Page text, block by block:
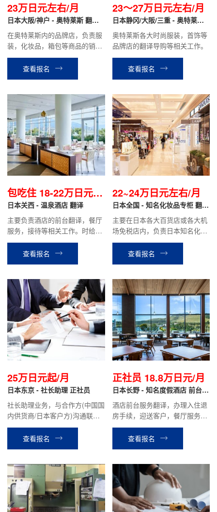
23万日元左右/月
日本大阪/神户 - 奥特莱斯 翻译
导购
在奥特莱斯内的品牌店，负责服
装，化妆品，箱包等商品的销售
翻译，商品整理，在库管理等工
作。时给1300日元~1500日元，
月收入税前约23万日元左右
查看报名
23～27万日元左右/月
日本静冈/大阪/三重 - 奥特莱斯
品牌专柜 翻译导购
奥特莱斯各大时尚服装，首饰等
品牌店的翻译导购等相关工作。
查看报名
包吃住 18-22万日元/
月
日本关西 - 温泉酒店 翻译
主要负责酒店的前台翻译，餐厅
服务，接待等相关工作。时给制
1050~1200日元/小时，月收
入：包住18~22万日元。
查看报名
22~24万日元左右/月
日本全国 - 知名化妆品专柜 翻译
导购
主要在日本各大百货店或各大机
场免税店内，负责日本知名化妆
品品牌的销售翻译工作。
查看报名
25万日元起/月
日本东京 - 社长助理 正社员
社长助理业务，与合作方(中国国
内供货商/日本客户方)沟通联
络，翻译，开车与社长同行拜访
客户，公司内部联络协调，与千
叶仓库进行货物部品调配等相关
查看报名
正社员 18.8万日元/月
日本长野 - 知名度假酒店 前台翻
酒店前台服务翻译，办理入住退
房手续，迎送客户，餐厅服务，
礼品店销售等酒店安排的相关工
查看报名